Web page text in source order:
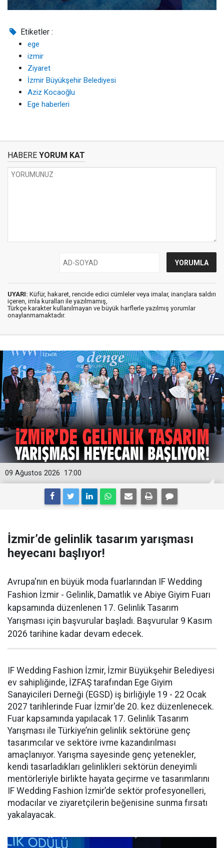
Etiketler :
ege
izmir
Ziyaret
İzmir Büyükşehir Belediyesi
Aziz Kocaoğlu
Ege haberleri
HABERE YORUM KAT
UYARI: Küfür, hakaret, rencide edici cümleler veya imalar, inançlara saldırı
içeren, imla kuralları ile yazılmamış,
Türkçe karakter kullanılmayan ve büyük harflerle yazılmış yorumlar
onaylanmamaktadır.
17:00
09 Ağustos 2026
İzmir’de gelinlik tasarım yarışması
heyecanı başlıyor!
Avrupa'nın en büyük moda fuarlarından IF Wedding
Fashion İzmir - Gelinlik, Damatlık ve Abiye Giyim Fuarı
kapsamında düzenlenen 17. Gelinlik Tasarım
Yarışması için başvurular başladı. Başvurular 9 Kasım
2026 tarihine kadar devam edecek.
IF Wedding Fashion İzmir, İzmir Büyükşehir Belediyesi
ev sahipliğinde, İZFAŞ tarafından Ege Giyim
Sanayicileri Derneği (EGSD) iş birliğiyle 19 - 22 Ocak
2027 tarihlerinde Fuar İzmir'de 20. kez düzenlenecek.
Fuar kapsamında yapılacak 17. Gelinlik Tasarım
Yarışması ile Türkiye’nin gelinlik sektörüne genç
tasarımcılar ve sektöre ivme kazandırılması
amaçlanıyor. Yarışma sayesinde genç yetenekler,
kendi tasarladıkları gelinlikleri sektörün deneyimli
mentörleriyle birlikte hayata geçirme ve tasarımlarını
IF Wedding Fashion İzmir’de sektör profesyonelleri,
modacılar ve ziyaretçilerin beğenisine sunma fırsatı
yakalayacak.